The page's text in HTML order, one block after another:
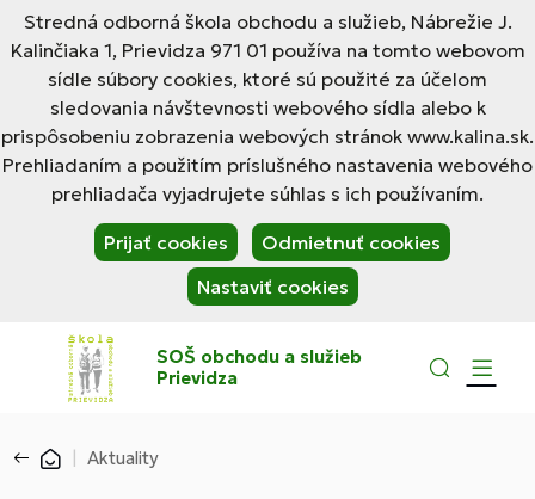
Stredná odborná škola obchodu a služieb, Nábrežie J.
Kalinčiaka 1, Prievidza 971 01 používa na tomto webovom
sídle súbory cookies, ktoré sú použité za účelom
sledovania návštevnosti webového sídla alebo k
prispôsobeniu zobrazenia webových stránok www.kalina.sk.
Prehliadaním a použitím príslušného nastavenia webového
prehliadača vyjadrujete súhlas s ich používaním.
Prijať cookies
Odmietnuť cookies
Nastaviť cookies
SOŠ obchodu a služieb
Prievidza
Aktuality